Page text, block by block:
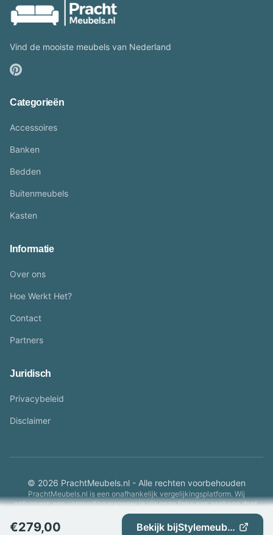
€279,00 Bekijk bij Stylemeubels
Vind de mooiste meubels van Nederland
Categorieën
Accessoires
Banken
Bedden
Buitenmeubels
Kasten
Informatie
Over ons
Hoe Werkt Het?
Contact
Partners
Juridisch
Privacybeleid
Disclaimer
© 2026 PrachtMeubels.nl - Alle rechten voorbehouden
PrachtMeubels.nl is een onafhankelijk vergelijkingsplatform. Wij
ontvangen een vergoeding wanneer je via onze links een aankoop doet.